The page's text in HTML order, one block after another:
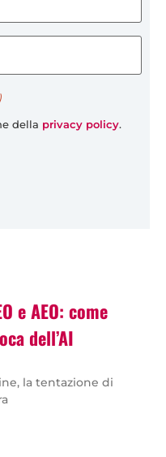
della privacy policy.
e AEO: come
dell’AI
la tentazione di